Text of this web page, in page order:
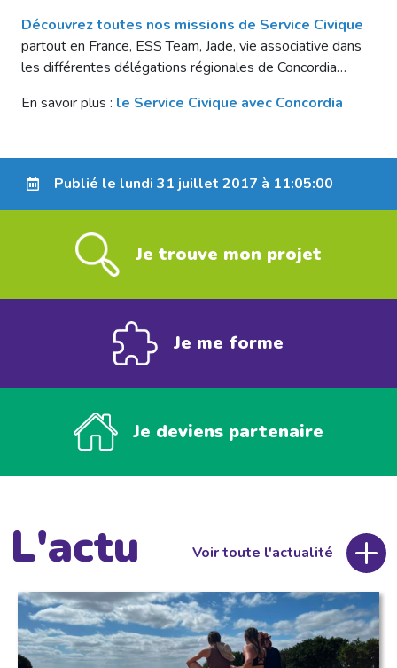
Découvrez toutes nos missions de Service Civique
partout en France, ESS Team, Jade, vie associative dans
les différentes délégations régionales de Concordia…
En savoir plus : le Service Civique avec Concordia
Publié le lundi 31 juillet 2017 à 11:05:00
Je trouve mon projet
Je me forme
Je deviens partenaire
L'actu Voir toute l'actualité